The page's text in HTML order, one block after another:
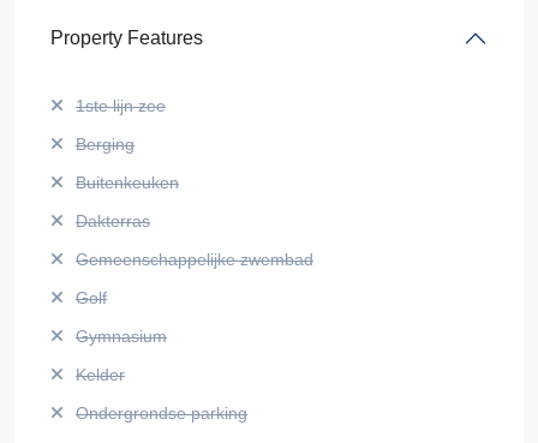
Property Features
1ste lijn zee
Berging
Buitenkeuken
Dakterras
Gemeenschappelijke zwembad
Golf
Gymnasium
Kelder
Ondergrondse parking